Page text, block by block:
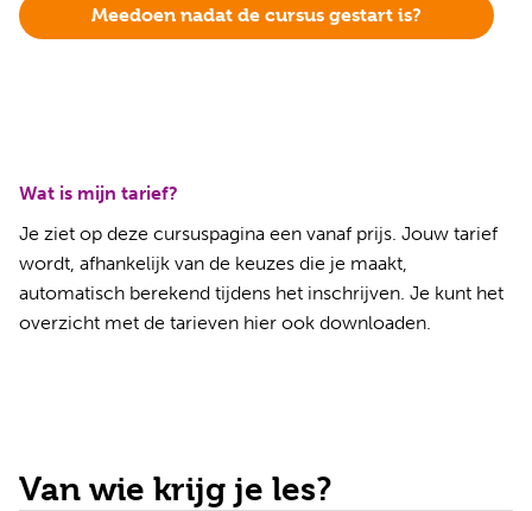
Meedoen nadat de cursus gestart is?
Wat is mijn tarief?
Je ziet op deze cursuspagina een vanaf prijs. Jouw tarief
wordt, afhankelijk van de keuzes die je maakt,
automatisch berekend tijdens het inschrijven. Je kunt het
overzicht met de tarieven hier ook downloaden.
Van wie krijg je les?